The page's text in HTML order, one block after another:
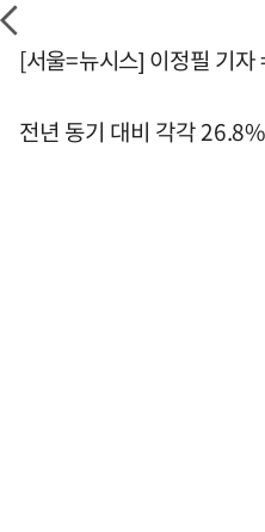
[서울=뉴시스] 이정필 기
전년 동기 대비 각각